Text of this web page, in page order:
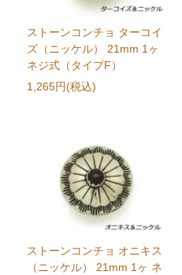
ストーンコンチョ ターコイ
ズ（ニッケル） 21mm 1ヶ
ネジ式（タイプF）
1,265円(税込)
ストーンコンチョ オニキス
（ニッケル） 21mm 1ヶ ネ